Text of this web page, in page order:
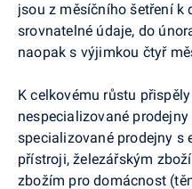
jsou z měsíčního šetření k
srovnatelné údaje, do
naopak s výjimkou čtyř
K celkovému růstu
nespecializované
specializované prodejny s
přístroji, železářským
zbožím pro domácnost